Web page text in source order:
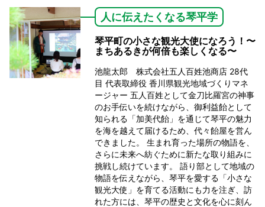
人に伝えたくなる琴平学
琴平町の小さな観光大使になろう！〜
まちあるきが何倍も楽しくなる〜
池龍太郎 株式会社五人百姓池商店 28代
目 代表取締役 香川県観光地域づくりマネ
ージャー 五人百姓として金刀比羅宮の神事
のお手伝いを続けながら、御利益飴として
知られる「加美代飴」を通じて琴平の魅力
を海を越えて届けるため、代々飴屋を営ん
できました。 生まれ育った場所の物語を、
さらに未来へ紡ぐために新たな取り組みに
挑戦し続けています。 語り部として地域の
物語を伝えながら、琴平を愛する「小さな
観光大使」を育てる活動にも力を注ぎ、訪
れた方には、琴平の歴史と文化を心に刻ん